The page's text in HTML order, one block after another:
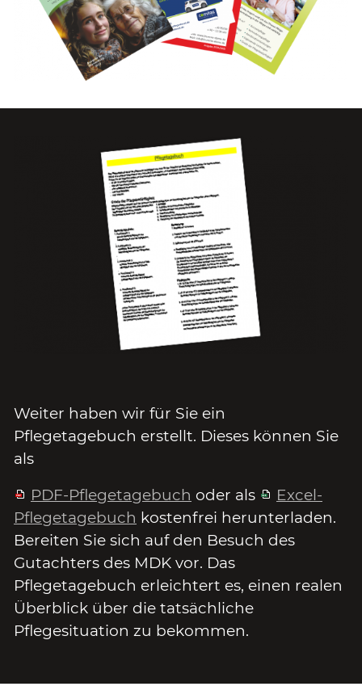
Weiter haben wir für Sie ein
Pflegetagebuch erstellt. Dieses können Sie
als
PDF-Pflegetagebuch oder als
Excel-
Pflegetagebuch kostenfrei herunterladen.
Bereiten Sie sich auf den Besuch des
Gutachters des MDK vor. Das
Pflegetagebuch erleichtert es, einen realen
Überblick über die tatsächliche
Pflegesituation zu bekommen.